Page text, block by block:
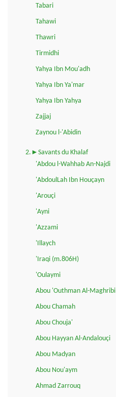
Tabari
Tahawi
Thawri
Tirmidhi
Yahya Ibn Mou'adh
Yahya Ibn Ya'mar
Yahya Ibn Yahya
Zajjaj
Zaynou l-'Abidin
2.►Savants du Khalaf
'Abdou l-Wahhab An-Najdi
'AbdoulLah Ibn Houçayn
'Arouçi
'Ayni
'Azzami
'Illaych
'Iraqi (m.806H)
'Oulaymi
Abou 'Outhman Al-Maghribi
Abou Chamah
Abou Chouja'
Abou Hayyan Al-Andalouçi
Abou Madyan
Abou Nou'aym
Ahmad Zarrouq